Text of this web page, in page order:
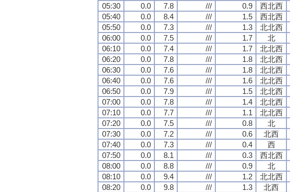
05:30
0.0 7.8 /// 0.9 西北西
05:40
0.0 8.4 /// 1.5 西北西
05:50
0.0 7.3 /// 1.3 北北西
06:00
0.0 7.5 /// 1.7 北
06:10
0.0 7.4 /// 1.7 北北西
06:20
0.0 7.8 /// 1.8 北北西
06:30
0.0 7.6 /// 1.8 北北西
06:40
0.0 7.6 /// 1.6 北北西
06:50
0.0 7.9 /// 1.5 北北西
07:00
0.0 7.8 /// 1.4 北北西
07:10
0.0 7.7 /// 1.1 北北西
07:20
0.0 7.5 /// 0.8 北
07:30
0.0 7.2 /// 0.6 北西
07:40
0.0 7.3 /// 0.4 西
07:50
0.0 8.1 /// 0.3 西北西
08:00
0.0 8.8 /// 0.9 北
08:10
0.0 9.4 /// 1.2 北北西
08:20
0.0 9.8 /// 1.3 北西